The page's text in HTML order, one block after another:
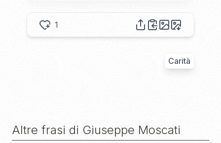
1
Carità
Altre frasi di Giuseppe Moscati